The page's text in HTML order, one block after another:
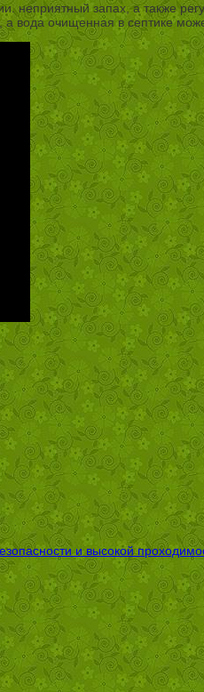
запах, а также
вода очищенная в септике
и высокой